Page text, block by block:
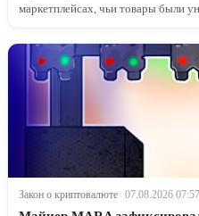
маркетплейсах, чьи товары были
Закон о криптовалюте 07.08.2026 07:57